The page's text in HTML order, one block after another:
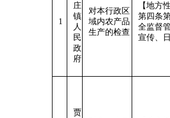
1
庄
镇
人
民
政
府
对本行政区
域内农产品
生产的检查
【地方
第四条
全监督
宣传、
贾